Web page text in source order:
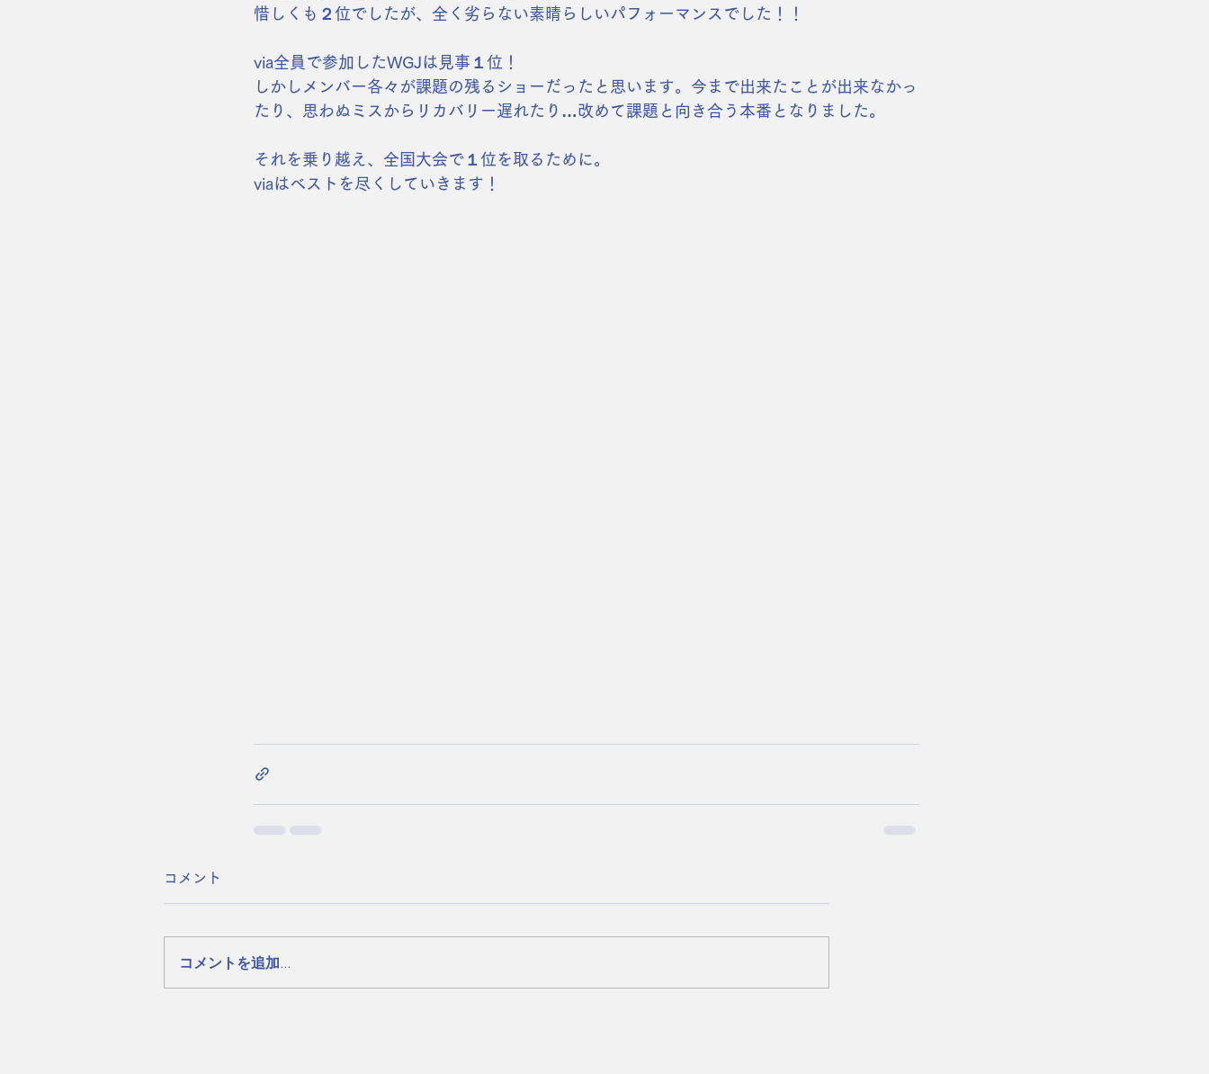
惜しくも２位でしたが、全く劣らない素晴らしいパフォーマンスでした！！
via全員で参加したWGJは見事１位！
しかしメンバー各々が課題の残るショーだったと思います。今まで出来たことが出来なかっ
たり、思わぬミスからリカバリー遅れたり…改めて課題と向き合う本番となりました。
それを乗り越え、全国大会で１位を取るために。
viaはベストを尽くしていきます！
コメント
コメントを追加…